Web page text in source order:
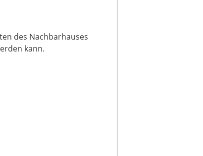
des Nachbarhauses
kann.